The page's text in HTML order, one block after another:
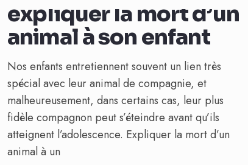
expliquer la mort d’un
animal à son enfant
Nos enfants entretiennent souvent un lien très
spécial avec leur animal de compagnie, et
malheureusement, dans certains cas, leur plus
fidèle compagnon peut s’éteindre avant qu’ils
atteignent l’adolescence. Expliquer la mort d’un
animal à un